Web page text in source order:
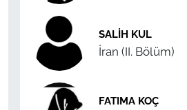
SALIH KUL
İran (II. Bölüm)
FATIMA KOÇ